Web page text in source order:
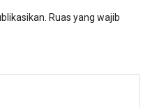
Ruas yang wajib